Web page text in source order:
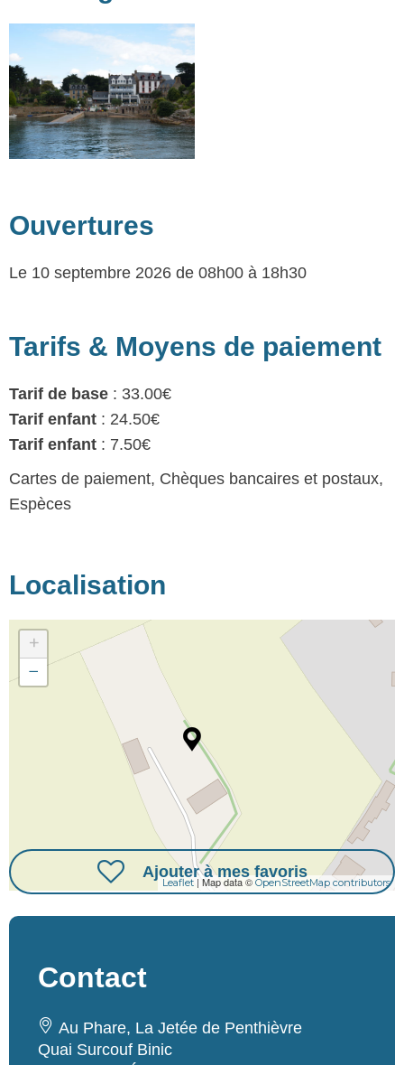
Ouvertures
Le 10 septembre 2026 de 08h00 à 18h30
Tarifs & Moyens de paiement
Tarif de base : 33.00€
Tarif enfant : 24.50€
Tarif enfant : 7.50€
Cartes de paiement, Chèques bancaires et postaux,
Espèces
Localisation
+
−
Leaflet| Map data © OpenStreetMap contributors
Ajouter à mes favoris
Contact
Au Phare, La Jetée de Penthièvre
Quai Surcouf Binic